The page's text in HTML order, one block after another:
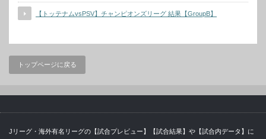
【トッテナムvsPSV】チャンピオンズリーグ 結果【GroupB】
トップページに戻る
Jリーグ・海外有名リーグの【試合プレビュー】【試合結果】や【試合内データ】に